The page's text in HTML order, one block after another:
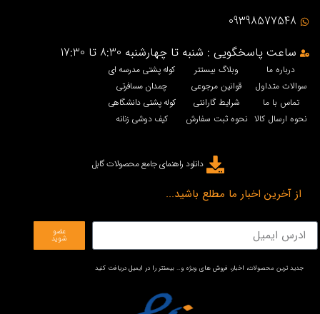
09398577548
ساعت پاسخگویی : شنبه تا چهارشنبه 8:30 تا 17:30
درباره ما
سوالات متداول
تماس با ما
نحوه ارسال کالا
وبلاگ بیستتر
قوانین مرجوعی
شرایط گارانتی
نحوه ثبت سفارش
کوله پشتی مدرسه ای
چمدان مسافرتی
کوله پشتی دانشگاهی
کیف دوشی زنانه
دانلود راهنمای جامع محصولات گابل
از آخرین اخبار ما مطلع باشید...
عضو
شوید
جدید ترین محصولات، اخبار، فروش های ویژه و… بیستتر را در ایمیل دریافت کنید